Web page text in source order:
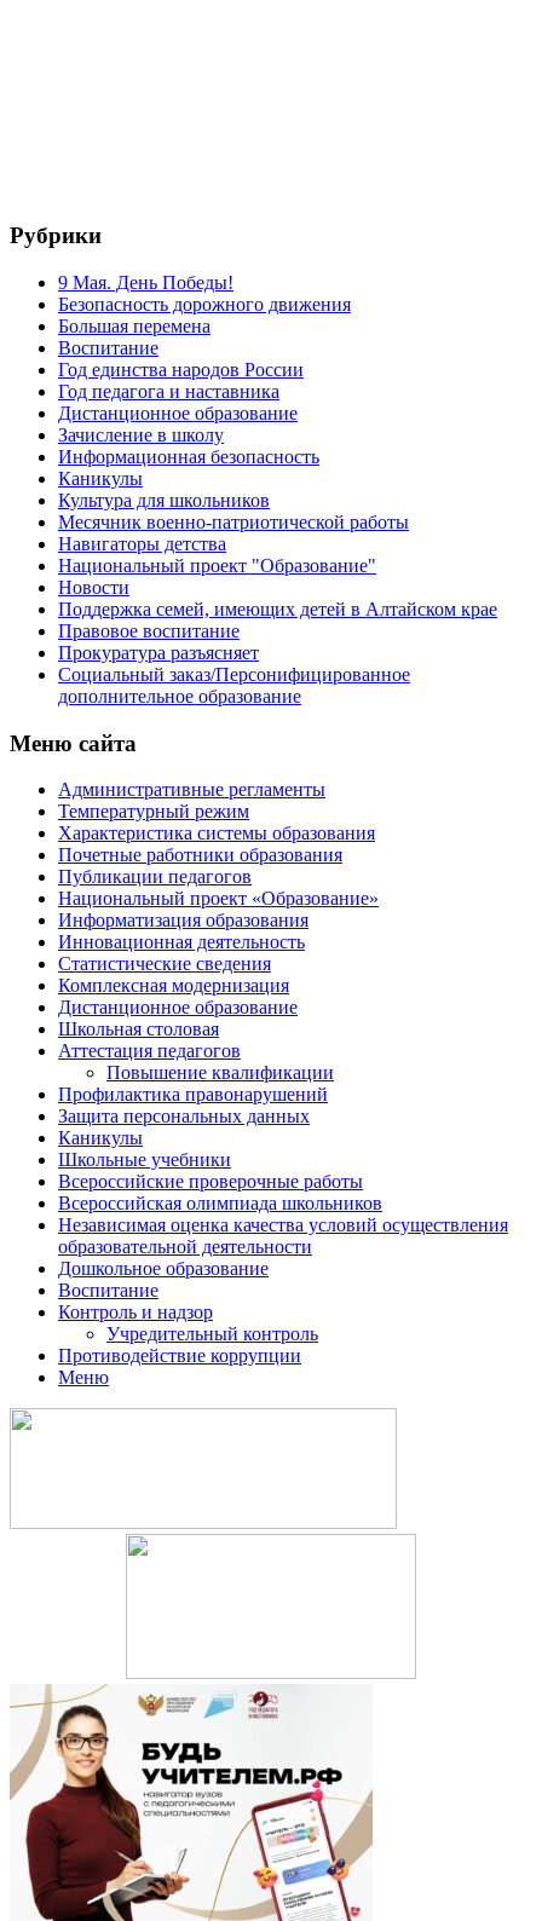
Рубрики
9 Мая. День Победы!
Безопасность дорожного движения
Большая перемена
Воспитание
Год единства народов России
Год педагога и наставника
Дистанционное образование
Зачисление в школу
Информационная безопасность
Каникулы
Культура для школьников
Месячник военно-патриотической работы
Навигаторы детства
Национальный проект "Образование"
Новости
Поддержка семей, имеющих детей в Алтайском крае
Правовое воспитание
Прокуратура разъясняет
Социальный заказ/Персонифицированное
дополнительное образование
Меню сайта
Административные регламенты
Температурный режим
Характеристика системы образования
Почетные работники образования
Публикации педагогов
Национальный проект «Образование»
Информатизация образования
Инновационная деятельность
Статистические сведения
Комплексная модернизация
Дистанционное образование
Школьная столовая
Аттестация педагогов
Повышение квалификации
Профилактика правонарушений
Защита персональных данных
Каникулы
Школьные учебники
Всероссийские проверочные работы
Всероссийская олимпиада школьников
Независимая оценка качества условий осуществления
образовательной деятельности
Дошкольное образование
Воспитание
Контроль и надзор
Учредительный контроль
Противодействие коррупции
Меню